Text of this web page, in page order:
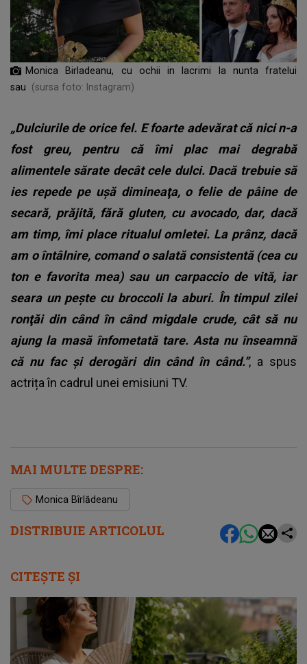
DISTRIBUIE ARTICOLUL
Monica Birladeanu, cu ochii in lacrimi la nunta fratelui
sau
(sursa foto: Instagram)
„Dulciurile de orice fel. E foarte adevărat că nici n-a
fost greu, pentru că îmi plac mai degrabă
alimentele sărate decât cele dulci. Dacă trebuie să
ies repede pe uşă dimineaţa, o felie de pâine de
secară, prăjită, fără gluten, cu avocado, dar, dacă
am timp, îmi place ritualul omletei. La prânz, dacă
am o întâlnire, comand o salată consistentă (cea cu
ton e favorita mea) sau un carpaccio de vită, iar
seara un peşte cu broccoli la aburi. În timpul zilei
ronţăi din când în când migdale crude, cât să nu
ajung la masă înfometată tare. Asta nu înseamnă
că nu fac şi derogări din când în când.”, a spus
actrița în cadrul unei emisiuni TV.
MAI MULTE DESPRE:
Monica Bîrlădeanu
CITEȘTE ȘI